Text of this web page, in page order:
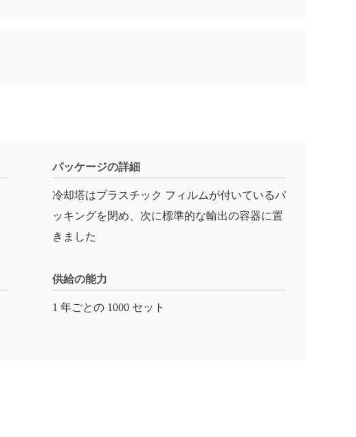
パッケージの詳細
冷却塔はプラスチック フィルムが付いているパ
ッキングを閉め、次に標準的な輸出の容器に置
きました
供給の能力
1 年ごとの 1000 セット